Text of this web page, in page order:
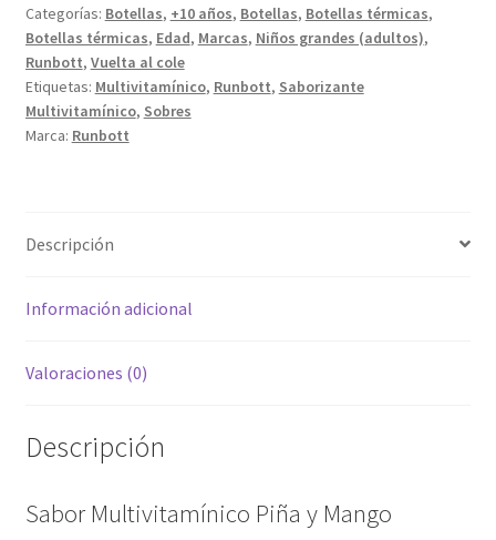
cantidad
Categorías: Botellas, +10 años, Botellas, Botellas térmicas,
Botellas térmicas, Edad, Marcas, Niños grandes (adultos),
Runbott, Vuelta al cole
Etiquetas: Multivitamínico, Runbott, Saborizante
Multivitamínico, Sobres
Marca: Runbott
Descripción
Información adicional
Valoraciones (0)
Descripción
Sabor Multivitamínico Piña y Mango